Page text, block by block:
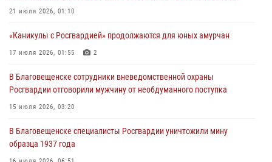
Амурчане смогут узнать об условиях поступления на службу в
23 июля 2026, 00:00
Координационного совета по вопросам частной охранной
деятельности при Управлении Росгвардии по Амурской области
21 июля 2026, 01:10
21 июля 2026, 01:10
«Каникулы с Росгвардией» продолжаются для юных амурчан
17 июля 2026, 01:55 2
В Благовещенске сотрудники вневедомственной охраны
Росгвардии отговорили мужчину от необдуманного поступка
15 июля 2026, 03:20
В Благовещенске специалисты Росгвардии уничтожили мину
образца 1937 года